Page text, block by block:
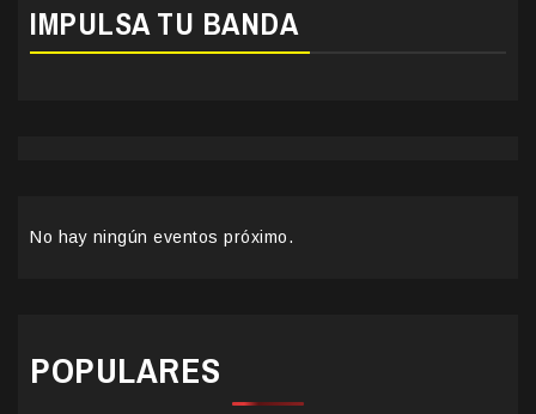
IMPULSA TU BANDA
No hay ningún eventos próximo.
POPULARES